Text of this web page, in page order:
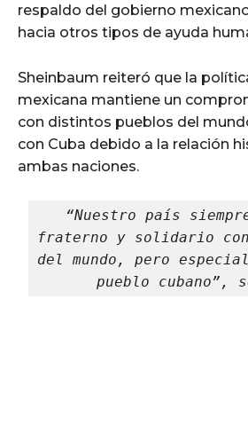
respaldo del gobierno
hacia otros tipos de ayuda
Sheinbaum reiteró que la
mexicana mantiene un
con distintos pueblos del
con Cuba debido a la relación
ambas naciones.
“Nuestro país
fraterno y solidario
del mundo, pero
pueblo cubano”,